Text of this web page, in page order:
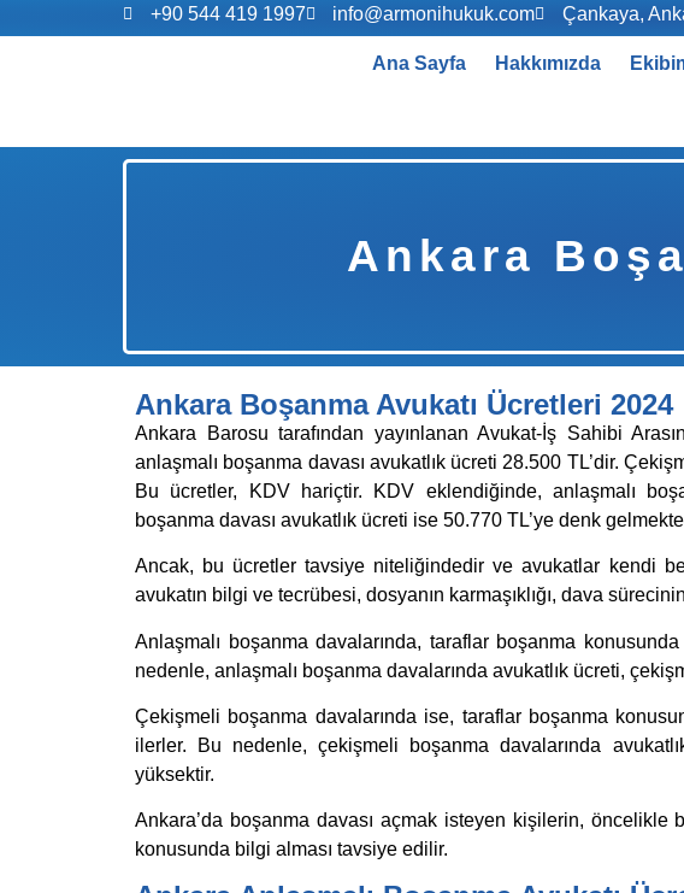
+90 544 419 1997 info@armonihukuk.com Çankaya,
Ana Sayfa Hakkımızda
Ankara
Ankara Boşanma Avukatı Ücretleri 2024
Ankara Barosu tarafından yayınlanan Avukat-İş Sahibi
anlaşmalı boşanma davası avukatlık ücreti 28.500 TL’dir.
Bu ücretler, KDV hariçtir. KDV eklendiğinde, anlaşmalı
boşanma davası avukatlık ücreti ise 50.770 TL’ye denk
Ancak, bu ücretler tavsiye niteliğindedir ve avukatlar kendi
avukatın bilgi ve tecrübesi, dosyanın karmaşıklığı, dava
Anlaşmalı boşanma davalarında, taraflar boşanma
nedenle, anlaşmalı boşanma davalarında avukatlık ücreti,
Çekişmeli boşanma davalarında ise, taraflar boşanma
ilerler. Bu nedenle, çekişmeli boşanma davalarında
yüksektir.
Ankara’da boşanma davası açmak isteyen kişilerin, öncelikle
konusunda bilgi alması tavsiye edilir.